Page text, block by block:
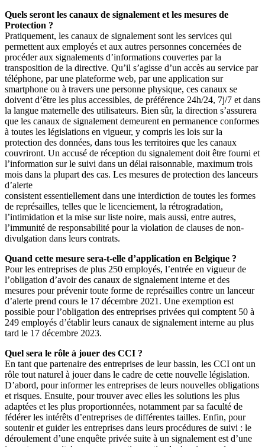
Quels seront les canaux de signalement et les mesures de
Protection ?
Pratiquement, les canaux de signalement sont les services qui
permettent aux employés et aux autres personnes concernées de
procéder aux signalements d’informations couvertes par la
transposition de la directive. Qu’il s’agisse d’un accès au service par
téléphone, par une plateforme web, par une application sur
smartphone ou à travers une personne physique, ces canaux se
doivent d’être les plus accessibles, de préférence 24h/24, 7j/7 et dans
la langue maternelle des utilisateurs. Bien sûr, la direction s’assurera
que les canaux de signalement demeurent en permanence conformes
à toutes les législations en vigueur, y compris les lois sur la
protection des données, dans tous les territoires que les canaux
couvriront. Un accusé de réception du signalement doit être fourni et
l’information sur le suivi dans un délai raisonnable, maximum trois
mois dans la plupart des cas. Les mesures de protection des lanceurs
d’alerte
consistent essentiellement dans une interdiction de toutes les formes
de représailles, telles que le licenciement, la rétrogradation,
l’intimidation et la mise sur liste noire, mais aussi, entre autres,
l’immunité de responsabilité pour la violation de clauses de non-
divulgation dans leurs contrats.
Quand cette mesure sera-t-elle d’application en Belgique ?
Pour les entreprises de plus 250 employés, l’entrée en vigueur de
l’obligation d’avoir des canaux de signalement interne et des
mesures pour prévenir toute forme de représailles contre un lanceur
d’alerte prend cours le 17 décembre 2021. Une exemption est
possible pour l’obligation des entreprises privées qui comptent 50 à
249 employés d’établir leurs canaux de signalement interne au plus
tard le 17 décembre 2023.
Quel sera le rôle à jouer des CCI ?
En tant que partenaire des entreprises de leur bassin, les CCI ont un
rôle tout naturel à jouer dans le cadre de cette nouvelle législation.
D’abord, pour informer les entreprises de leurs nouvelles obligations
et risques. Ensuite, pour trouver avec elles les solutions les plus
adaptées et les plus proportionnées, notamment par sa faculté de
fédérer les intérêts d’entreprises de différentes tailles. Enfin, pour
soutenir et guider les entreprises dans leurs procédures de suivi : le
déroulement d’une enquête privée suite à un signalement est d’une